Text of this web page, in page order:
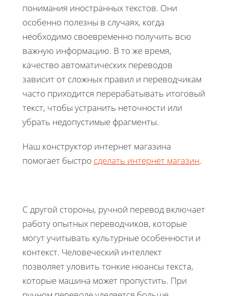
понимания иностранных текстов. Они
особенно полезны в случаях, когда
необходимо своевременно получить всю
важную информацию. В то же время,
качество автоматических переводов
зависит от сложных правил и переводчикам
часто приходится перерабатывать итоговый
текст, чтобы устранить неточности или
убрать недопустимые фрагменты.
Наш конструктор интернет магазина
помогает быстро сделать интернет магазин.
С другой стороны, ручной перевод включает
работу опытных переводчиков, которые
могут учитывать культурные особенности и
контекст. Человеческий интеллект
позволяет уловить тонкие нюансы текста,
которые машина может пропустить. При